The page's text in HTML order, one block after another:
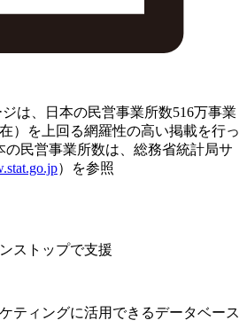
は、日本の民営事業所数516万事業
）を上回る網羅性の高い掲載を行っ
の民営事業所数は、総務省統計局サ
）を参照
ストップで支援
ティングに活用できるデータベース